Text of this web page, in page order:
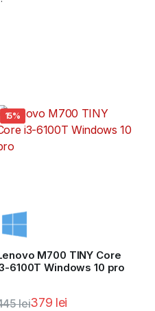
15%
M700 TINY Core
6100T Windows 10 pro
lei379 lei